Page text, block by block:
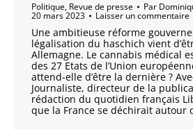
Politique, Revue de presse Par
20 mars 2023 Laisser un commentaire
Une ambitieuse réforme
légalisation du haschich vient
Allemagne. Le cannabis médical
des 27 Etats de l’Union
attend-elle d’être la dernière ?
Journaliste, directeur de la
rédaction du quotidien français
que la France se déchirait autour